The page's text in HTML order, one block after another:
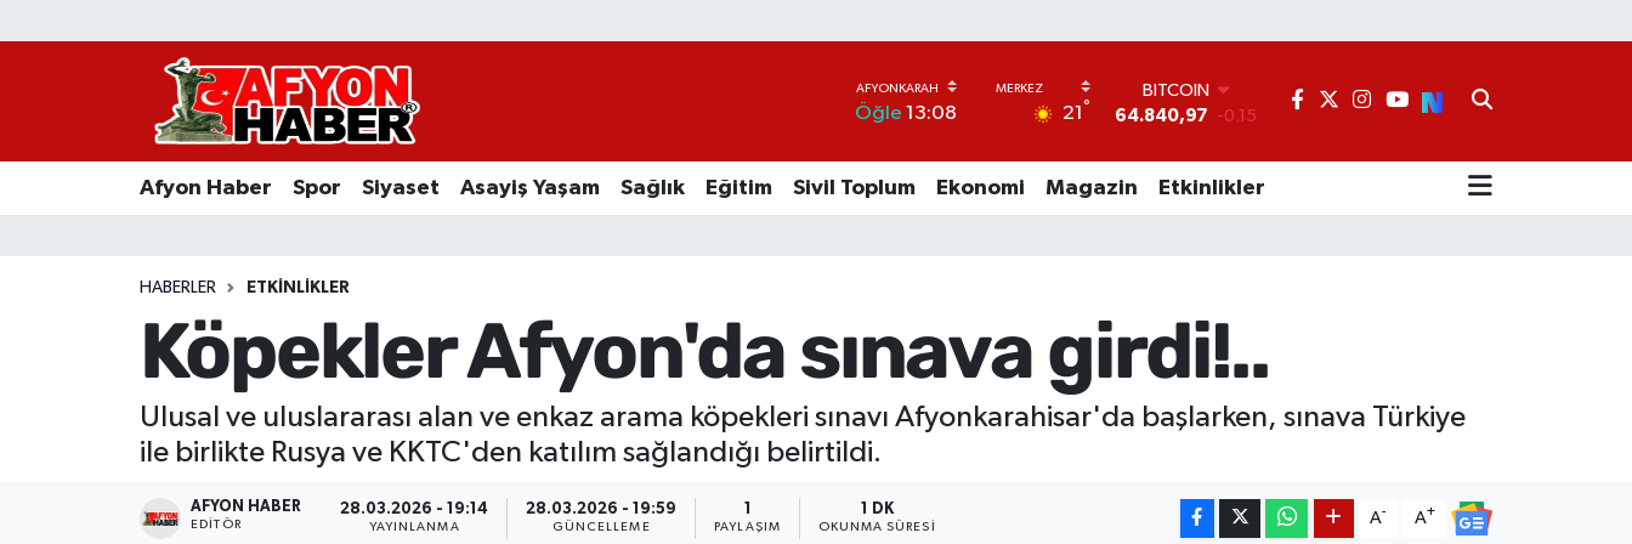
Öğle 13:08 21 °
64.840,97
-0.15
DOLAR
55,2510 0.32
BİST100
13.779
Afyon Haber Spor Siyaset Asayiş Yaşam Sağlık Eğitim Sivil Toplum Ekonomi Magazin Etkinlikler
HABERLER ETKINLIKLER
Köpekler Afyon'da sınava girdi!..
Ulusal ve uluslararası alan ve enkaz arama köpekleri sınavı Afyonkarahisar'da başlarken, sınava Türkiye
ile birlikte Rusya ve KKTC'den katılım sağlandığı belirtildi.
AFYON HABER
EDITÖR
28.03.2026 - 19:14
YAYINLANMA
28.03.2026 - 19:59
GÜNCELLEME PAYLAŞIM
1 DK
OKUNMA SÜRESI
A- A+
Afyon Haber
Asayiş Yaşam
Sivil Toplum
Ekonomi